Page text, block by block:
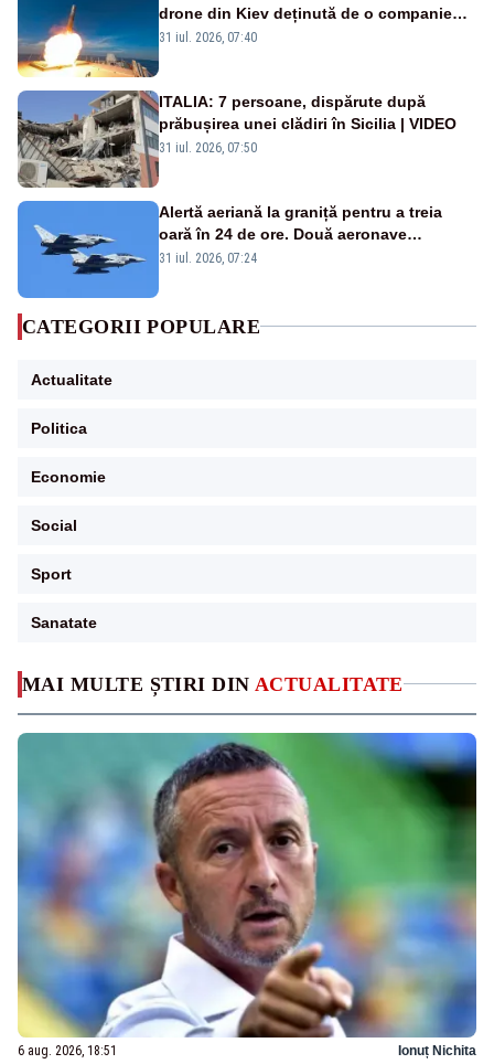
MAI MULTE ȘTIRI DIN ACTUALITATE
6 aug. 2026, 18:51 Ionuț Nichita
drone din Kiev deținută de o companie
americană, distrusă de o rachetă
31 iul. 2026, 07:40
ITALIA: 7 persoane, dispărute după
prăbușirea unei clădiri în Sicilia | VIDEO
31 iul. 2026, 07:50
Alertă aeriană la graniță pentru a treia
oară în 24 de ore. Două aeronave
Eurofighter britanice au fost ridicate de la
31 iul. 2026, 07:24
CATEGORII POPULARE
Actualitate
Politica
Economie
Social
Sport
Sanatate